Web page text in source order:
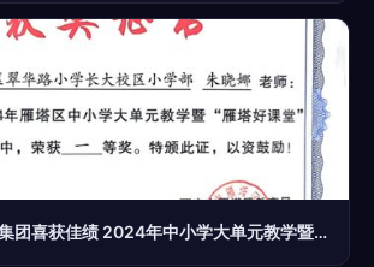
翠华路小学教育集团喜获佳绩 2024年中小学大单元教学暨“雁塔好课堂”评选展示活动成果丰硕